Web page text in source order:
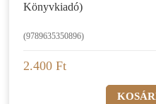
Könyvkiadó)
(9789635350896)
2.400 Ft